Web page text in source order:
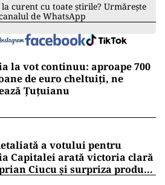
curent cu toate știrile? Urmărește
de WhatsApp
la vot continuu: aproape 700
de euro cheltuiți, ne
Țuțuianu
a votului pentru
Capitalei arată victoria clară
Ciucu și surpriza produsă